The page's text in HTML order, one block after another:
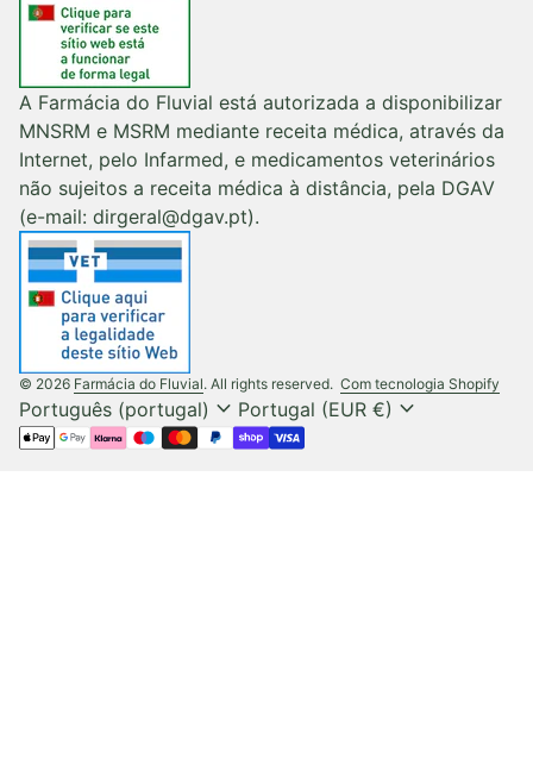
A Farmácia do Fluvial está autorizada a disponibilizar
MNSRM e MSRM mediante receita médica, através da
Internet, pelo Infarmed, e medicamentos veterinários
não sujeitos a receita médica à distância, pela DGAV
(e-mail: dirgeral@dgav.pt).
© 2026 Farmácia do Fluvial. All rights reserved. Com tecnologia Shopify
Português (portugal) expand_more Portugal (EUR €) expand_more
Métodos de pagamento